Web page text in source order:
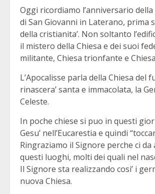
Oggi ricordiamo l’anniversario della
di San Giovanni in Laterano, prima
della cristianita’. Non soltanto
il mistero della Chiesa e dei suoi
militante, Chiesa trionfante e
L’Apocalisse parla della Chiesa del
rinascera’ santa e immacolata, la
Celeste.
In poche chiese si puo in questi
Gesu’ nell’Eucarestia e quindi
Ringraziamo il Signore perche ci da
questi luoghi, molti dei quali nel
Il Signore sta realizzando cosi’ i
nuova Chiesa.